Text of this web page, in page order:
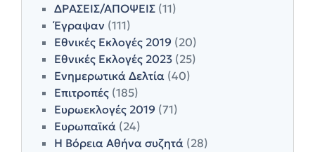
ΔΡΑΣΕΙΣ/ΑΠΟΨΕΙΣ (11)
Έγραψαν (111)
Εθνικές Εκλογές 2019 (20)
Εθνικές Εκλογές 2023 (25)
Ενημερωτικά Δελτία (40)
Επιτροπές (185)
Ευρωεκλογές 2019 (71)
Ευρωπαϊκά (24)
Η Βόρεια Αθήνα συζητά (28)